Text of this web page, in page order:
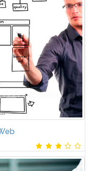
y Desarrollo de
por cinco
(6 ECTS)Entorno de
es javascript?.